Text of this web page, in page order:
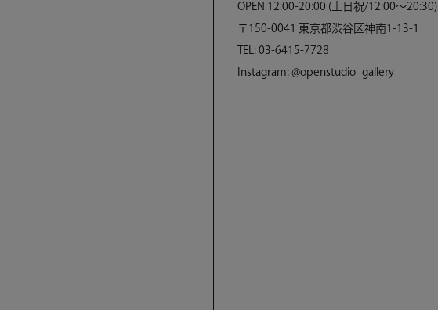
OPEN 12:00-20:00 (土日祝/12:00〜20:30)
〒150-0041 東京都渋谷区神南1-13-1
TEL: 03-6415-7728
Instagram: @openstudio_gallery